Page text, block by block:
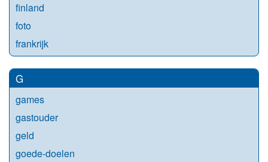
finland
foto
frankrijk
G
games
gastouder
geld
goede-doelen